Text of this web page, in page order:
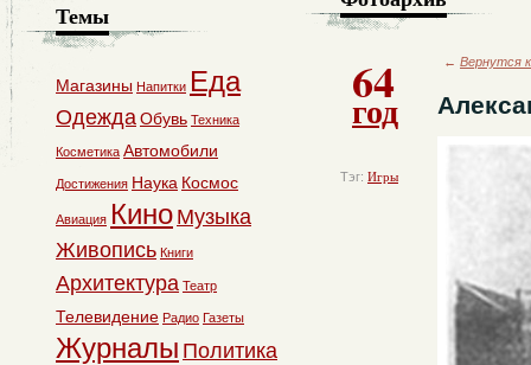
64
год
Тэг: Игры
← Вернутся
Темы
Магазины Напитки Еда
ОдеждаОбувь Техника
Косметика Автомобили
Достижения Наука Космос
Авиация Кино Музыка
Живопись Книги
Архитектура Театр
Телевидение Радио Газеты
Журналы Политика